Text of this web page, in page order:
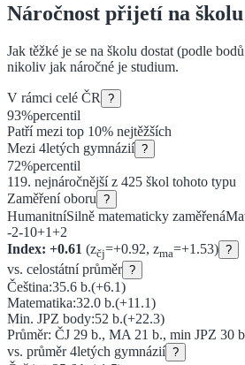
Náročnost přijetí na školu
Jak těžké je se na školu dostat (podle
nikoliv jak náročné je studium.
V rámci celé ČR ?
93%percentil
Patří mezi top 10% nejtěžších
Mezi 4letých gymnázií ?
72%percentil
119. nejnáročnější z 425 škol tohoto typu
Zaměření oboru ?
HumanitníSilně matematicky zaměřená
-2-10+1+2
Index: +0.61 (zčj=+0.92, zma=+1.53) ?
vs. celostátní průměr ?
Čeština:35.6 b.(+6.1)
Matematika:32.0 b.(+11.1)
Min. JPZ body:52 b.(+22.3)
Průměr: ČJ 29 b., MA 21 b., min JPZ 30
vs. průměr4letých gymnázií ?